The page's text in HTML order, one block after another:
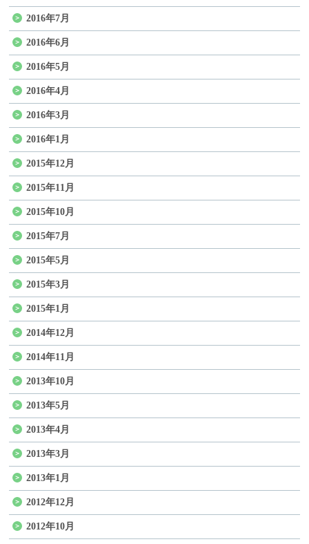
2016年7月
2016年6月
2016年5月
2016年4月
2016年3月
2016年1月
2015年12月
2015年11月
2015年10月
2015年7月
2015年5月
2015年3月
2015年1月
2014年12月
2014年11月
2013年10月
2013年5月
2013年4月
2013年3月
2013年1月
2012年12月
2012年10月